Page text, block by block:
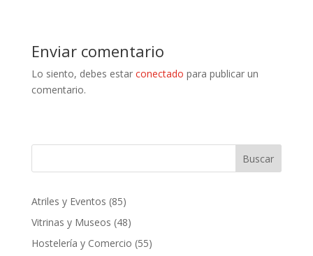
Enviar comentario
Lo siento, debes estar conectado para publicar un
comentario.
Buscar
Atriles y Eventos 8585
productos
Vitrinas y Museos 4848
productos
Hostelería y Comercio 5555